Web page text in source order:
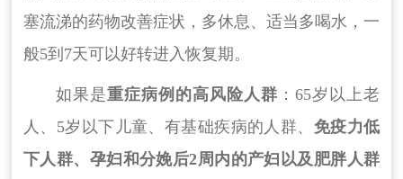
塞流涕的药物改善症状，多休息、适当多喝水，一
般5到7天可以好转进入恢复期。
如果是重症病例的高风险人群 ：65岁以上老
人、5岁以下儿童、有基础疾病的人群、 免疫力低
下人群、孕妇和分娩后2周内的产妇以及肥胖人群